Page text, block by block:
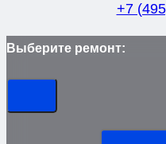
+7
Выберите ремонт: